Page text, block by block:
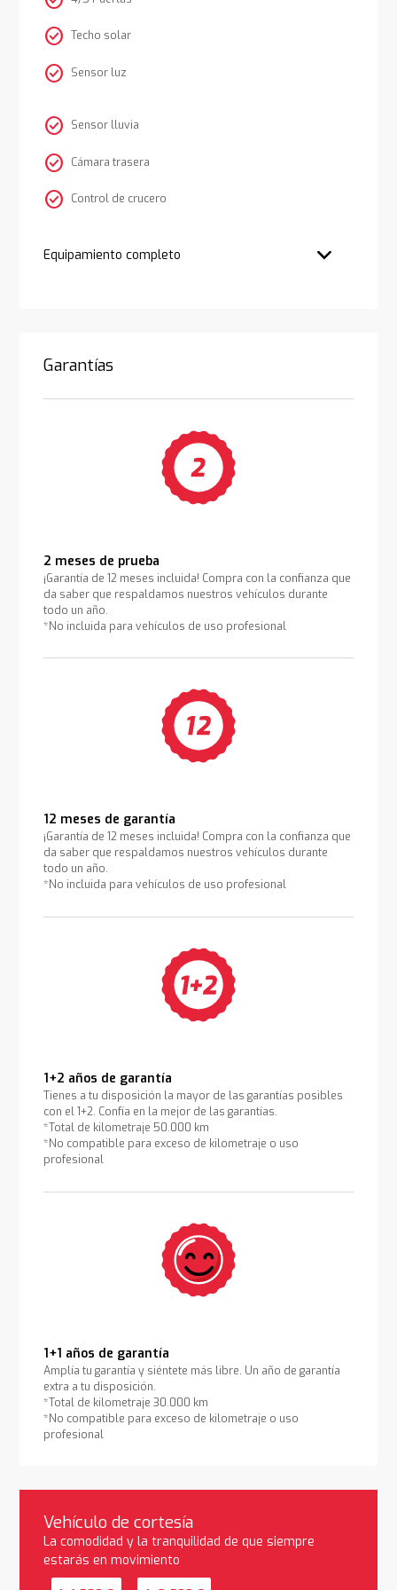
check_circle Techo solar
check_circle Sensor luz
check_circle Sensor lluvia
check_circle Cámara trasera
check_circle Control de crucero
Equipamiento completo
Garantías
2 meses de prueba
¡Garantía de 12 meses incluida! Compra con la confianza que
da saber que respaldamos nuestros vehículos durante
todo un año.
*No incluida para vehículos de uso profesional
12 meses de garantía
¡Garantía de 12 meses incluida! Compra con la confianza que
da saber que respaldamos nuestros vehículos durante
todo un año.
*No incluida para vehículos de uso profesional
1+2 años de garantía
Tienes a tu disposición la mayor de las garantías posibles
con el 1+2. Confía en la mejor de las garantías.
*Total de kilometraje 50.000 km
*No compatible para exceso de kilometraje o uso
profesional
1+1 años de garantía
Amplía tu garantía y siéntete más libre. Un año de garantía
extra a tu disposición.
*Total de kilometraje 30.000 km
*No compatible para exceso de kilometraje o uso
profesional
Vehículo de cortesía
La comodidad y la tranquilidad de que siempre
estarás en movimiento